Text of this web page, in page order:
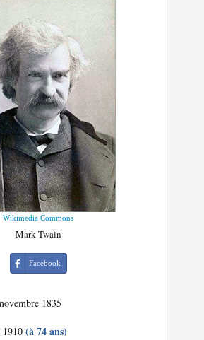
Wikimedia Commons
Mark Twain
Facebook
1835
1910(à 74 ans)